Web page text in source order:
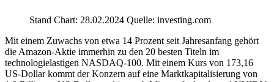
Stand Chart: 28.02.2024 Quelle: investing.com
Mit einem Zuwachs von etwa 14 Prozent seit Jahresanfang gehört
die Amazon-Aktie immerhin zu den 20 besten Titeln im
technologielastigen NASDAQ-100. Mit einem Kurs von 173,16
US-Dollar kommt der Konzern auf eine Marktkapitalisierung von